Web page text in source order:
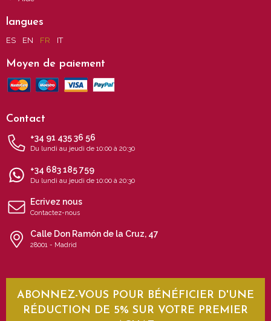
langues
ES EN FR IT
Moyen de paiement
Contact
+34 91 435 36 56
Du lundi au jeudi de 10:00 à 20:30
+34 683 185 759
Du lundi au jeudi de 10:00 à 20:30
Ecrivez nous
Contactez-nous
Calle Don Ramón de la Cruz, 47
28001 - Madrid
ABONNEZ-VOUS POUR BÉNÉFICIER D'UNE
RÉDUCTION DE 5% SUR VOTRE PREMIER